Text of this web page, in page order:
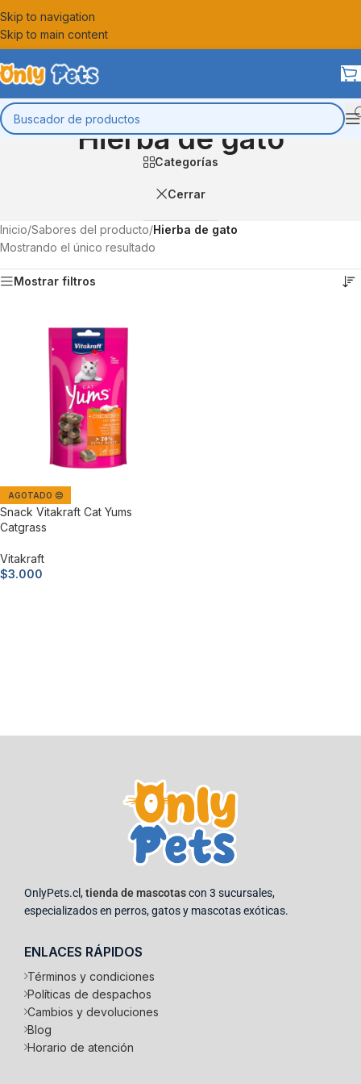
Skip to navigation
Skip to main content
Hierba de gato
Categorías
Cerrar
Inicio/Sabores del producto/Hierba de gato
Mostrando el único resultado
Mostrar filtros
AGOTADO 😔
Snack Vitakraft Cat Yums
Catgrass
Vitakraft
$3.000
OnlyPets.cl,tienda de mascotascon 3 sucursales,
especializados en perros, gatos y mascotas exóticas.
ENLACES RÁPIDOS
Términos y condiciones
Políticas de despachos
Cambios y devoluciones
Blog
Horario de atención